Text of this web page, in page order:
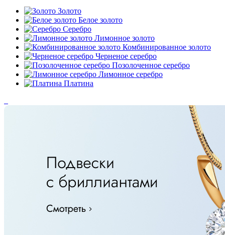
Золото
Белое золото
Серебро
Лимонное золото
Комбинированное золото
Черненое серебро
Позолоченное серебро
Лимонное серебро
Платина